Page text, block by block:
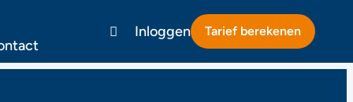
Inloggen Tarief berekenen